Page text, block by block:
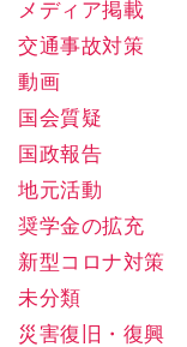
メディア掲載
交通事故対策
動画
国会質疑
国政報告
地元活動
奨学金の拡充
新型コロナ対策
未分類
災害復旧・復興